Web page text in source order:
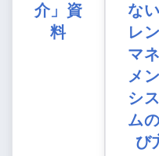
介」資
料
な
レ
マ
メ
シ
ム
び